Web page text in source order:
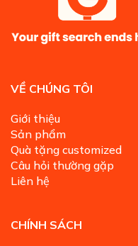
VỀ CHÚNG TÔI
Giới thiệu
Sản phẩm
Quà tặng customized
Câu hỏi thường gặp
Liên hệ
CHÍNH SÁCH